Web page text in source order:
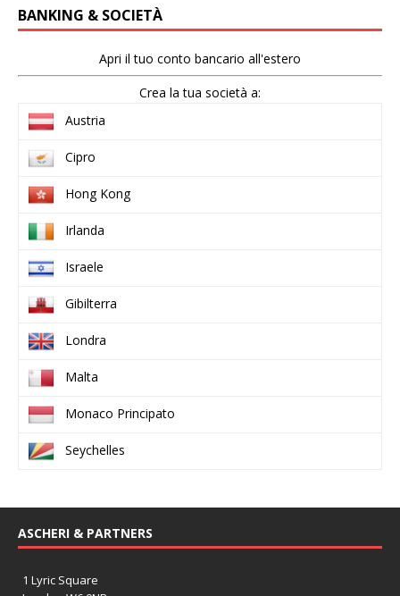
BANKING & SOCIETÀ
Apri il tuo conto bancario all'estero
Crea la tua società a:
Austria
Cipro
Hong Kong
Irlanda
Israele
Gibilterra
Londra
Malta
Monaco Principato
Seychelles
ASCHERI & PARTNERS
1 Lyric Square